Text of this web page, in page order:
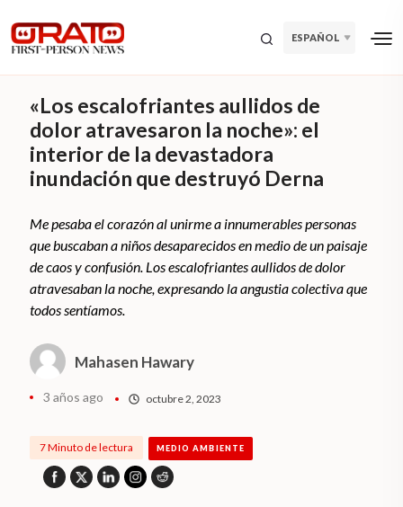
ESPAÑOL
«Los escalofriantes aullidos de
dolor atravesaron la noche»: el
interior de la devastadora
inundación que destruyó Derna
Me pesaba el corazón al unirme a innumerables personas
que buscaban a niños desaparecidos en medio de un paisaje
de caos y confusión. Los escalofriantes aullidos de dolor
atravesaban la noche, expresando la angustia colectiva que
todos sentíamos.
Mahasen Hawary
3 años ago octubre 2, 2023
7 Minuto de lectura MEDIO AMBIENTE